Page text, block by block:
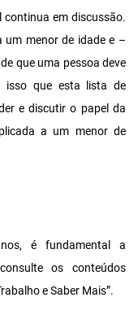
continua em discussão.
um menor de idade e –
que uma pessoa deve
isso que esta lista de
e discutir o papel da
a um menor de
é fundamental a
os conteúdos
e Saber Mais”.